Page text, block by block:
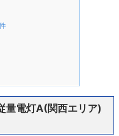
量電灯A(関西エリア)